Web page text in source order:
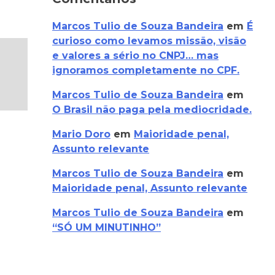
Marcos Tulio de Souza Bandeira em É
curioso como levamos missão, visão
e valores a sério no CNPJ… mas
ignoramos completamente no CPF.
Marcos Tulio de Souza Bandeira em
O Brasil não paga pela mediocridade.
Mario Doro em Maioridade penal,
Assunto relevante
Marcos Tulio de Souza Bandeira em
Maioridade penal, Assunto relevante
Marcos Tulio de Souza Bandeira em
“SÓ UM MINUTINHO”